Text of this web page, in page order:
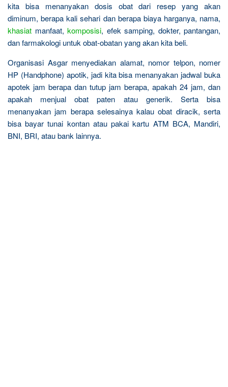
kita bisa menanyakan dosis obat dari resep yang akan
diminum, berapa kali sehari dan berapa biaya harganya, nama,
khasiat manfaat, komposisi, efek samping, dokter, pantangan,
dan farmakologi untuk obat-obatan yang akan kita beli.
Organisasi Asgar menyediakan alamat, nomor telpon, nomer
HP (Handphone) apotik, jadi kita bisa menanyakan jadwal buka
apotek jam berapa dan tutup jam berapa, apakah 24 jam, dan
apakah menjual obat paten atau generik. Serta bisa
menanyakan jam berapa selesainya kalau obat diracik, serta
bisa bayar tunai kontan atau pakai kartu ATM BCA, Mandiri,
BNI, BRI, atau bank lainnya.